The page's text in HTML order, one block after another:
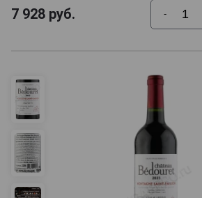
7 928 руб. -